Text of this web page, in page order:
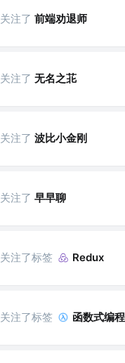
关注了 前端劝退师
关注了 无名之苝
关注了 波比小金刚
关注了 早早聊
关注了标签 Redux
关注了标签 函数式编程